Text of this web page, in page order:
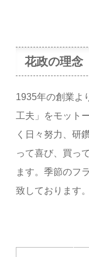
花政の理
1935年の創業よ
工夫」をモット
く日々努力、研
って喜び、買っ
ます。季節のフ
致しております。